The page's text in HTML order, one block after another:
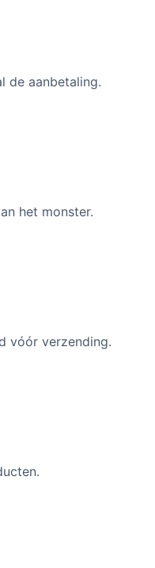
de aanbetaling.
het monster.
vóór verzending.